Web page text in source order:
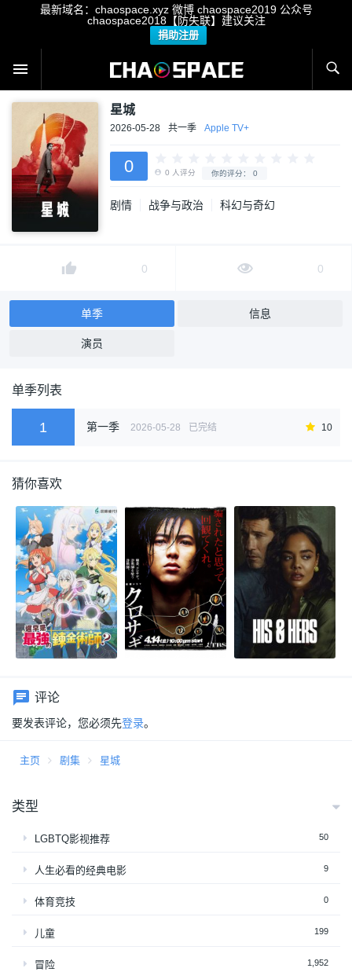
最新域名：chaospace.xyz 微博 chaospace2019 公众号
chaospace2018【防失联】建议关注
捐助注册
星城
2026-05-28 共一季 Apple TV+
0
剧情 战争与政治 科幻与奇幻
0 0
单季 信息
演员
单季列表
1 第一季 2026-05-28 已完结 10
猜你喜欢
评论
要发表评论，您必须先登录。
主页 剧集 星城
类型
LGBTQ影视推荐 50
人生必看的经典电影 9
体育竞技 0
儿童 199
冒险 1,952